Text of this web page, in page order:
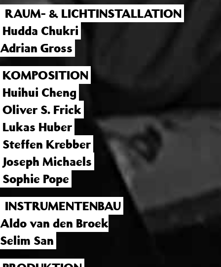
RAUM- & LICHTINSTALLATION
Hudda Chukri
Adrian Gross
KOMPOSITION
Huihui Cheng
Oliver S. Frick
Lukas Huber
Steffen Krebber
Joseph Michaels
Sophie Pope
INSTRUMENTENBAU
Aldo van den Broek
Selim San